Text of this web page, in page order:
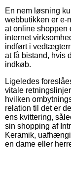
En nem løsning
webbutikken er e-
at online shoppen
internet
indført i
at få bistand, hvis
indkøb.
Ligeledes
vitale
hvilken
relation til det er
ens kvittering,
sin shopping af
Keramik,
en dame eller